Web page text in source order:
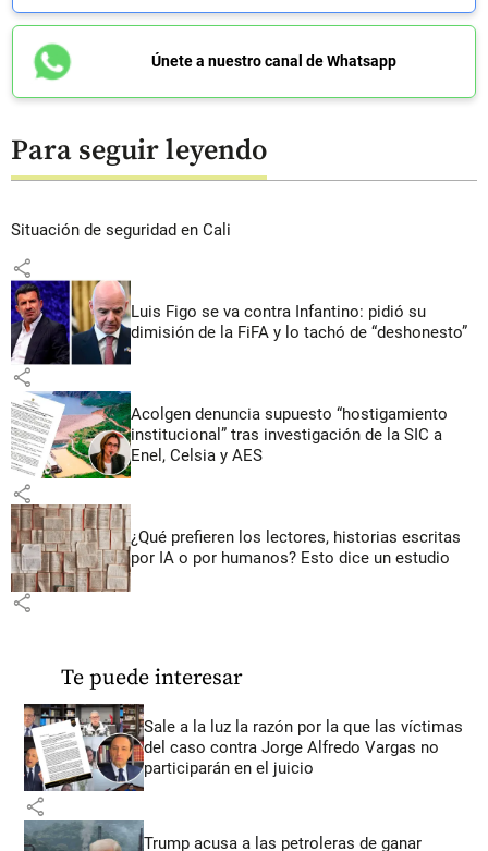
Únete a nuestro canal de Whatsapp
Para seguir leyendo
Situación de seguridad en Cali
share
Luis Figo se va contra Infantino: pidió su
dimisión de la FiFA y lo tachó de “deshonesto”
share
Acolgen denuncia supuesto “hostigamiento
institucional” tras investigación de la SIC a
Enel, Celsia y AES
share
¿Qué prefieren los lectores, historias escritas
por IA o por humanos? Esto dice un estudio
share
Te puede interesar
Sale a la luz la razón por la que las víctimas
del caso contra Jorge Alfredo Vargas no
participarán en el juicio
share
Trump acusa a las petroleras de ganar